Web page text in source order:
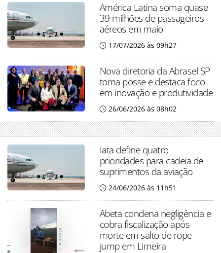
América Latina soma quase
39 milhões de passageiros
aéreos em maio
17/07/2026 às 09h27
Nova diretoria da Abrasel SP
toma posse e destaca foco
em inovação e produtividade
26/06/2026 às 08h02
Iata define quatro
prioridades para cadeia de
suprimentos da aviação
24/06/2026 às 11h51
Abeta condena negligência e
cobra fiscalização após
morte em salto de rope
jump em Limeira